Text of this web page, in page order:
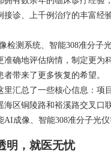
诊、上千例治疗的丰富经
测系统、智能308准分子
确地评估病情，制定更为
带来了更多恢复的希望。
汇总了一些核心信息：项
区铜陵路和裕溪路交叉口
AI成像、智能308准分子光
明，就医无忧